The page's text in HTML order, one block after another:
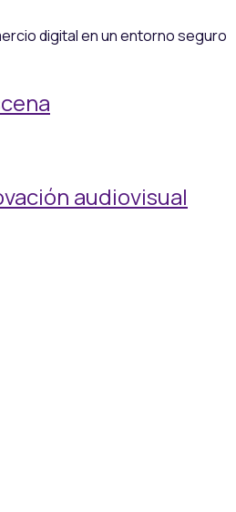
digital en un entorno seguro
audiovisual